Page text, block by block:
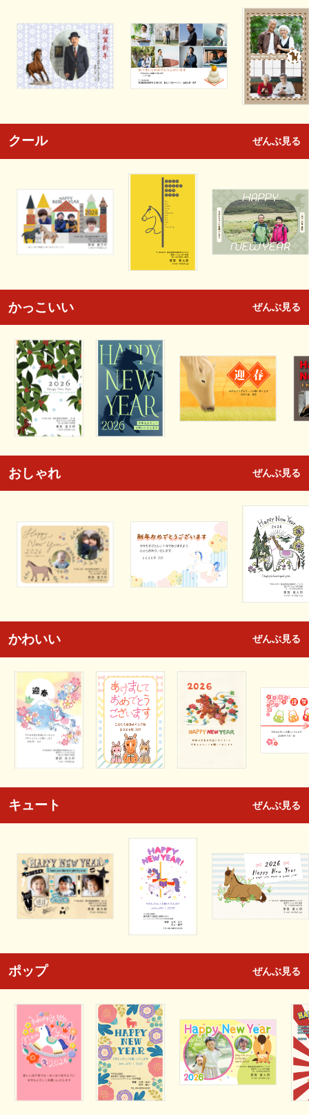
クール ぜんぶ見る
かっこいい ぜんぶ見る
おしゃれ ぜんぶ見る
かわいい ぜんぶ見る
キュート ぜんぶ見る
ポップ ぜんぶ見る